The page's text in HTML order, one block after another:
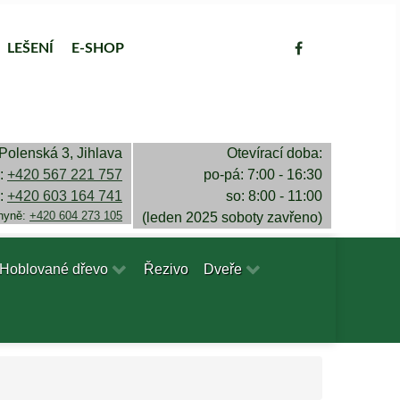
LEŠENÍ E-SHOP
3, Jihlava
+420 567 221 757
+420 603 164 741
+420 604 273 105
Otevírací doba:
po-pá: 7:00 - 16:30
so: 8:00 - 11:00
(leden 2025 soboty zavřeno)
dřevo Řezivo Dveře